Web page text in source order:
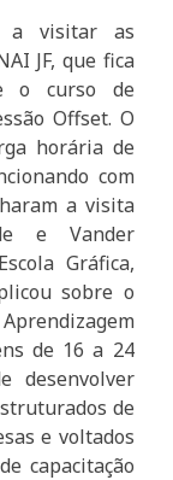
a visitar as
JF, que fica
o curso de
Offset. O
horária de
com
a visita
e Vander
Gráfica,
sobre o
de 16 a 24
desenvolver
de
e voltados
capacitação